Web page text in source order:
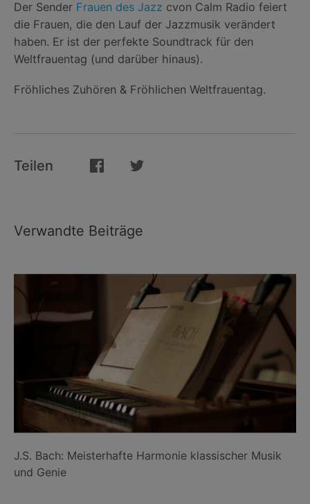
Der Sender Frauen des Jazz cvon Calm Radio feiert
die Frauen, die den Lauf der Jazzmusik verändert
haben. Er ist der perfekte Soundtrack für den
Weltfrauentag (und darüber hinaus).
Fröhliches Zuhören & Fröhlichen Weltfrauentag.
Teilen
Verwandte Beiträge
J.S. Bach: Meisterhafte Harmonie klassischer Musik
und Genie